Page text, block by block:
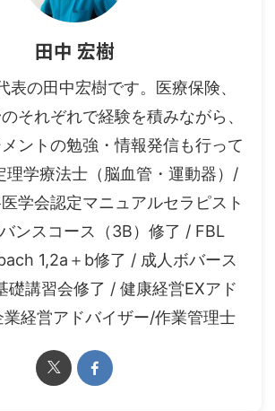
田中 宏樹
表の田中宏樹です。医療保険、
それぞれで経験を積みながら、
ントの勉強・情報発信も行って
理学療法士（脳血管・運動器）/
学会認定マニュアルセラピスト
ンスコース（3B）修了 / FBL
1,2a＋b修了 / 成人ボバース
礎講習会修了 / 健康経営EXアド
経営アドバイザー/作業管理士